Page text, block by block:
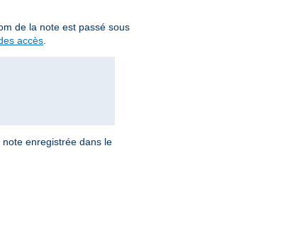
de la note est passé sous
accès
enregistrée dans le